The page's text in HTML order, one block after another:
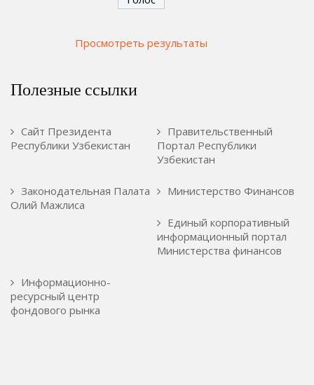
Просмотреть результаты
Полезные ссылки
Сайт Президента
Республики Узбекистан
Правительственный
Портал Республики
Узбекистан
Законодательная Палата
Олий Мажлиса
Министерство Финансов
Единый корпоративный
информационный портал
Министерства финансов
Информационно-
ресурсный центр
фондового рынка